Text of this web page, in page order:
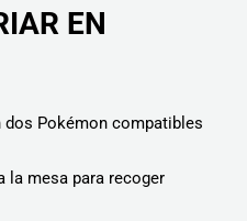
EN
dos Pokémon compatibles
la mesa para recoger